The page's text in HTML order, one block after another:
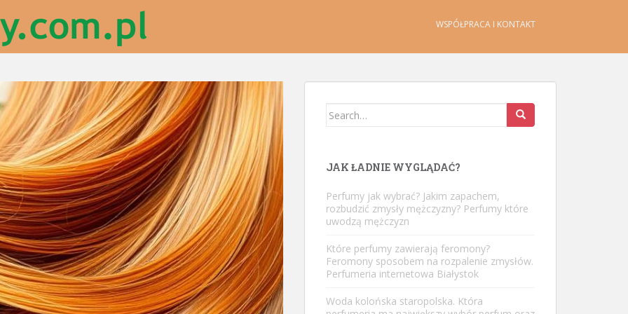
WSPÓŁPRACA I KONTAKT
Search
JAK ŁADNIE WYGLĄDAĆ?
Perfumy jak wybrać? Jakim zapachem,
rozbudzić zmysły mężczyzny? Perfumy które
uwodzą mężczyzn
Które perfumy zawierają feromony?
Feromony sposobem na rozpalenie zmysłów.
Perfumeria internetowa Białystok
Woda kolońska staropolska. Która